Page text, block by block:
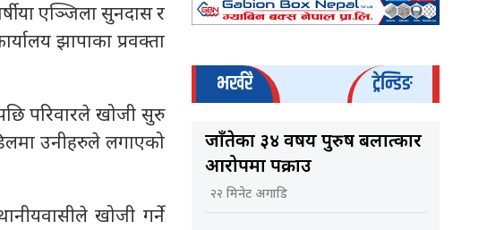
एञ्जिला सुनदास र
झापाका प्रवक्ता
परिवारले खोजी सुरु
उनीहरुले लगाएको
खोजी गर्ने
भर्खरै ट्रेन्डिङ
जाँतेका ३४ वर्षीय पुरुष बलात्कार
आरोपमा पक्राउ
२२ मिनेट अगाडि